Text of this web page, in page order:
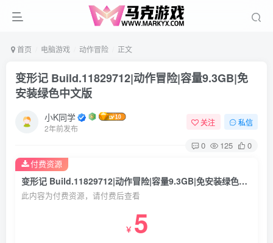
首页 电脑游戏 动作冒险 正文
变形记 Build.11829712|动作冒险|容量9.3GB|免
安装绿色中文版
小K同学
2年前发布
关注 私信
0 125 0
变形记 Build.11829712|动作冒险|容量9.3GB|免安装绿色中文版
此内容为付费资源，请付费后查看
￥ 5
付费资源